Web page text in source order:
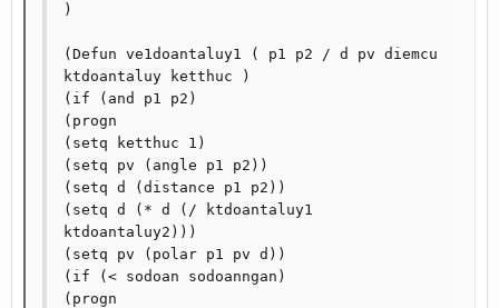
)
(Defun ve1doantaluy1 ( p1 p2 / d pv diemcu
ktdoantaluy ketthuc )
(if (and p1 p2)
(progn
(setq ketthuc 1)
(setq pv (angle p1 p2))
(setq d (distance p1 p2))
(setq d (* d (/ ktdoantaluy1
ktdoantaluy2)))
(setq pv (polar p1 pv d))
(if (< sodoan sodoanngan)
(progn